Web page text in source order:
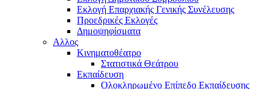
Εκλογή Επαρχιακής Γενικής Συνέλευσης
Προεδρικές Εκλογές
Δημοψηφίσματα
Αλλος
Κινηματοθέατρο
Στατιστικά Θεάτρου
Εκπαίδευση
Ολοκληρωμένο Επίπεδο Εκπαίδευσης